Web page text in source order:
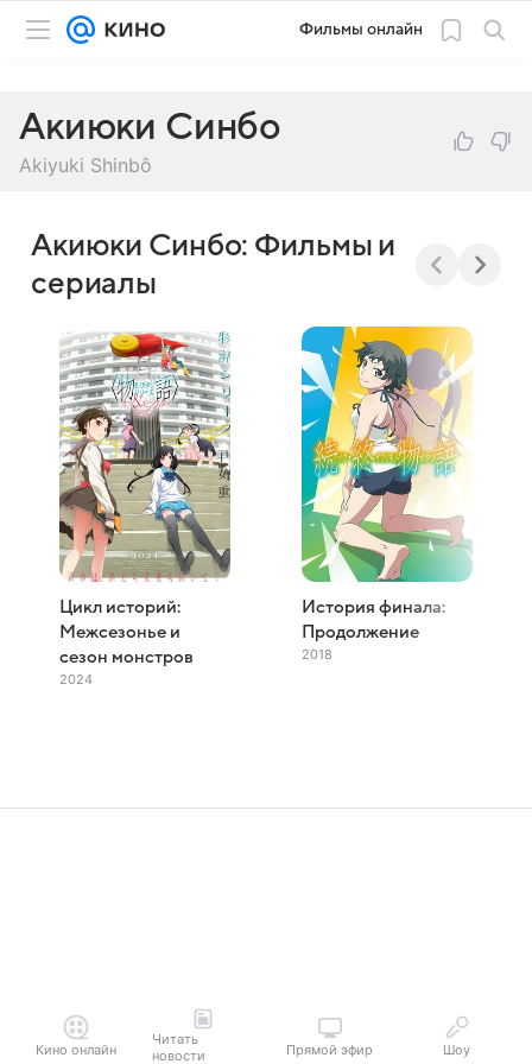
Фильмы онлайн
Акиюки Синбо
Akiyuki Shinbô
Акиюки Синбо: Фильмы и
сериалы
Цикл историй:
Межсезонье и
сезон монстров
2024
История финала:
Продолжение
2018
Кино онлайн
Читать
новости
Прямой эфир Шоу